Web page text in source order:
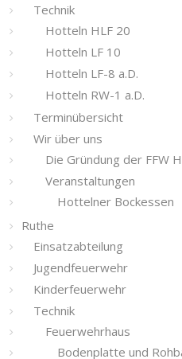
Technik
Hotteln HLF 20
Hotteln LF 10
Hotteln LF-8 a.D.
Hotteln RW-1 a.D.
Terminübersicht
Wir über uns
Die Gründung der FFW
Veranstaltungen
Hottelner Bockessen
Ruthe
Einsatzabteilung
Jugendfeuerwehr
Kinderfeuerwehr
Technik
Feuerwehrhaus
Bodenplatte und